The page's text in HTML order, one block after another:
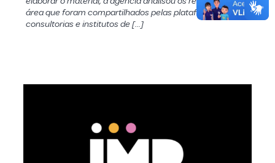
área que foram compartilhados pelas plataformas,
consultorias e institutos de […]